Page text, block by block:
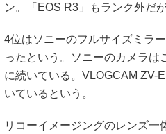
ン。「EOS R3」もランク外だ
4位はソニーのフルサイズミラ
ったという。ソニーのカメラ
に続いている。VLOGCAM ZV-
いているという。
リコーイメージングのレンズ一